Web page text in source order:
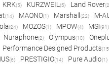
KRK(5) KURZWEIL(5) Land Rover
(14) MAONO(1) Marshall (22) M-
(24) MOZOS(1) MPOW(4) MSI(91)
Nuraphone(2) Olympus(10)
Performance Designed Products
(6) PRESTIGIO(14) Pure Audio(1)